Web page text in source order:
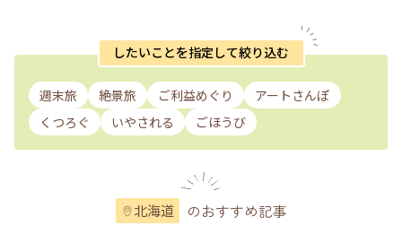
したいことを指定して絞り込む
週末旅 絶景旅 ご利益めぐり
アートさんぽ
くつろぐ
いやされる ごほうび
北海道 のおすすめ記事